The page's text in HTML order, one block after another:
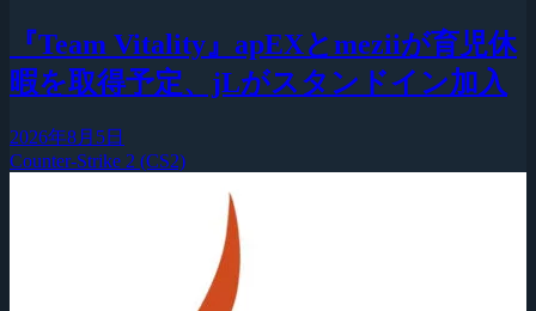
『Team Vitality』apEXとmeziiが育児休
暇を取得予定、jLがスタンドイン加入
2026年8月5日
Counter-Strike 2 (CS2)